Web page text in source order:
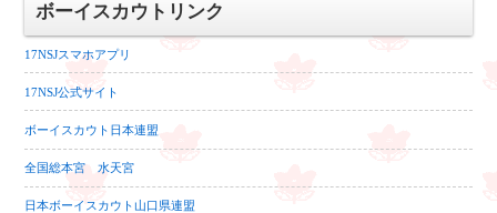
ボーイスカウトリンク
17NSJスマホアプリ
17NSJ公式サイト
ボーイスカウト日本連盟
全国総本宮 水天宮
日本ボーイスカウト山口県連盟